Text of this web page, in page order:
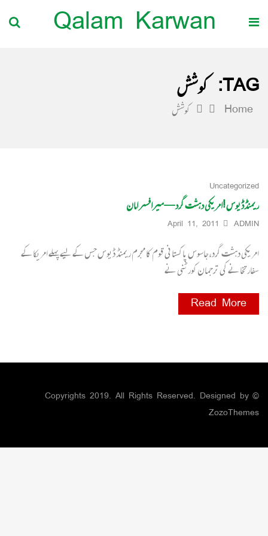
Qalam Karwan
TAG: کوشش
Home کوشش
Uncategorized
ریمنڈڈیوس !امریکی دہشت گرد— میرافسر امان
ADMIN
April 11, 2011
امریکی دہشت گرد،جاسوس پاکستانی قوم کا مجرم ریمنڈ ڈیوس جس کے لیے پہلے امریکا کے
سفارتخانے کی ترجمان کورٹنی نے
Read More
© Copyrights 2019. All Rights Reserved. Designed by
ZozoThemes